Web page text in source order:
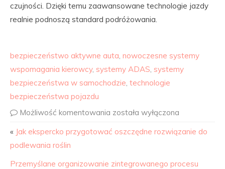
czujności. Dzięki temu zaawansowane technologie jazdy
realnie podnoszą standard podróżowania.
bezpieczeństwo aktywne auta, nowoczesne systemy
wspomagania kierowcy, systemy ADAS, systemy
bezpieczeństwa w samochodzie, technologie
bezpieczeństwa pojazdu
Możliwość komentowania została wyłączona
« Jak ekspercko przygotować oszczędne rozwiązanie do
podlewania roślin
Przemyślane organizowanie zintegrowanego procesu